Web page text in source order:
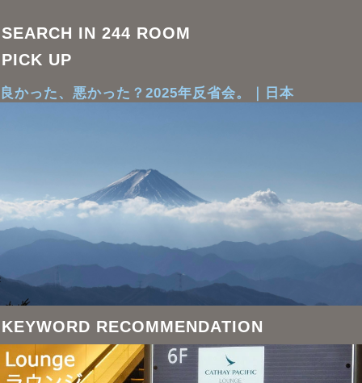
SEARCH IN 244 ROOM
PICK UP
良かった、悪かった？2025年反省会。｜日本
KEYWORD RECOMMENDATION